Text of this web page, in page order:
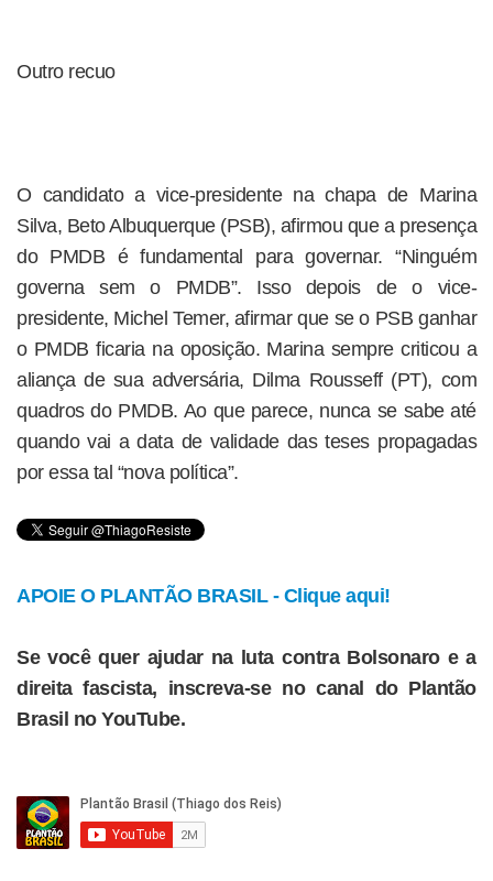
Outro recuo
O candidato a vice-presidente na chapa de Marina
Silva, Beto Albuquerque (PSB), afirmou que a presença
do PMDB é fundamental para governar. “Ninguém
governa sem o PMDB”. Isso depois de o vice-
presidente, Michel Temer, afirmar que se o PSB ganhar
o PMDB ficaria na oposição. Marina sempre criticou a
aliança de sua adversária, Dilma Rousseff (PT), com
quadros do PMDB. Ao que parece, nunca se sabe até
quando vai a data de validade das teses propagadas
por essa tal “nova política”.
APOIE O PLANTÃO BRASIL - Clique aqui!
Se você quer ajudar na luta contra Bolsonaro e a
direita fascista, inscreva-se no canal do Plantão
Brasil no YouTube.